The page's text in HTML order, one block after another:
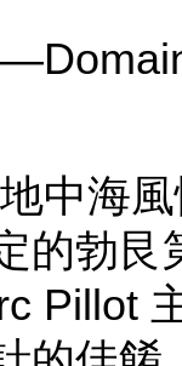
中海
的勃
Pillot